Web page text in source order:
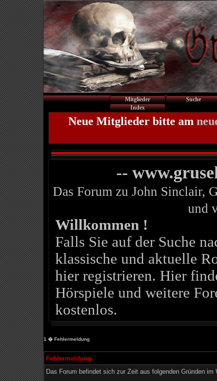
Mitglieder
Suche
Index
Neue Mitglieder bitte am
--
Das Forum zu John Sinclair,
und
Willkommen !
Falls Sie auf der Suche
klassische und aktuelle
hier registrieren. Hier
Hörspiele und weitere
kostenlos.
1 � Fehlermeldung
Fehlermeldung
Das Forum befindet sich zur Zeit aus folgenden Gründen im